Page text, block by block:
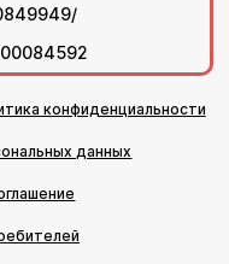
конфиденциальности
данных